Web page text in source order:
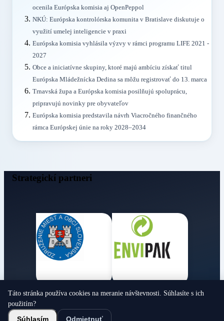
ocenila Európska komisia aj OpenPeppol
NKÚ: Európska kontrolórska komunita v Bratislave diskutuje o
využití umelej inteligencie v praxi
Európska komisia vyhlásila výzvy v rámci programu LIFE 2021 -
2027
Obce a iniciatívne skupiny, ktoré majú ambíciu získať titul
Európska Mládežnícka Dedina sa môžu registrovať do 13. marca
Trnavská župa a Európska komisia posilňujú spoluprácu,
pripravujú novinky pre obyvateľov
Európska komisia predstavila návrh Viacročného finančného
rámca Európskej únie na roky 2028–2034
Strategickí partneri
Obecné noviny
© 2026 Všetky práva vyhradené
Táto stránka používa cookies na meranie návštevnosti. Súhlasíte s ich
použitím?
Súhlasím Odmietnuť